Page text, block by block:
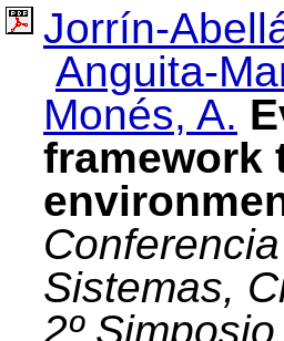
Jorrín-
Anguita-
Monés, A.
framework
Sistemas,
2º